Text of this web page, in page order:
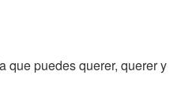
que puedes querer, querer y